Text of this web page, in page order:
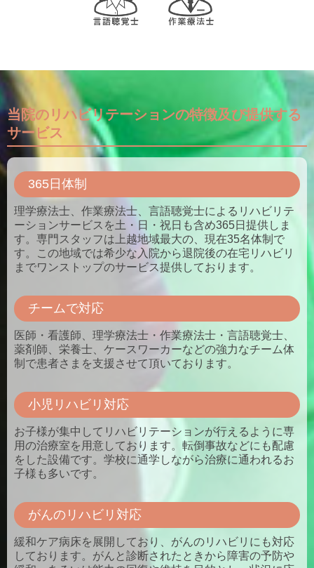
当院のリハビリテーションの特徴及び提供する
サービス
365日体制
理学療法士、作業療法士、言語聴覚士によるリハビリテ
ーションサービスを土・日・祝日も含め365日提供しま
す。専門スタッフは上越地域最大の、現在35名体制で
す。この地域では希少な入院から退院後の在宅リハビリ
までワンストップのサービス提供しております。
チームで対応
医師・看護師、理学療法士・作業療法士・言語聴覚士、
薬剤師、栄養士、ケースワーカーなどの強力なチーム体
制で患者さまを支援させて頂いております。
小児リハビリ対応
お子様が集中してリハビリテーションが行えるように専
用の治療室を用意しております。転倒事故などにも配慮
をした設備です。学校に通学しながら治療に通われるお
子様も多いです。
がんのリハビリ対応
緩和ケア病床を展開しており、がんのリハビリにも対応
しております。がんと診断されたときから障害の予防や